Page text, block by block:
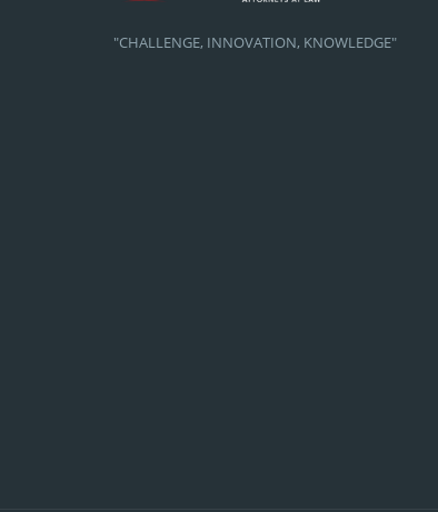
"CHALLENGE, INNOVATION, KNOWLEDGE"